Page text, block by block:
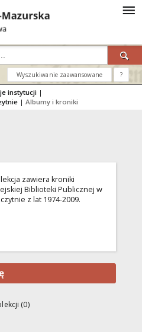
Wyszukiwanie zaawansowane ?
instytucji |
| Albumy i kroniki
zawiera kroniki
Biblioteki Publicznej w
z lat 1974-2009.
(0)